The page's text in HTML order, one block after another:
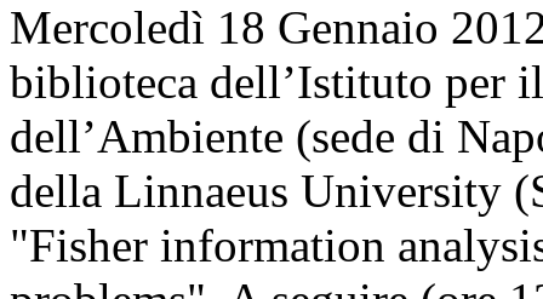
Mercoledì 18 Gennaio
biblioteca dell’Istituto per
dell’Ambiente (sede di
della Linnaeus University
"Fisher information